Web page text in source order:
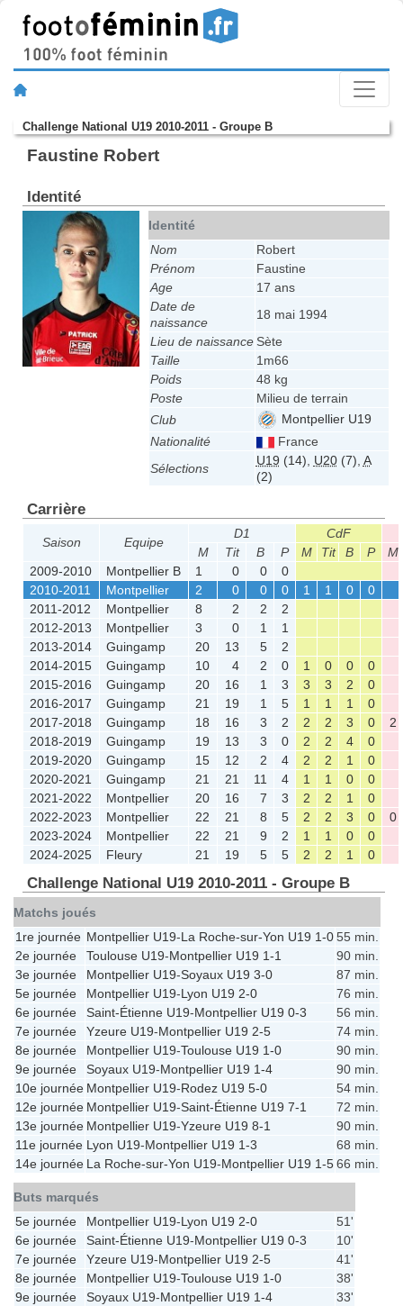
Challenge National U19 2010-2011 - Groupe B
Faustine Robert
Identité
Identité
Nom
Robert
Prénom
Faustine
Age
17 ans
Date de
naissance
18 mai 1994
Lieu de naissance Sète
Taille
1m66
Poids
48 kg
Poste
Milieu de terrain
Club
Montpellier U19
Nationalité
France
Sélections
U19 (14), U20(7), A
(2)
Carrière
Saison Equipe
D1
CdF
M
Tit B P M Tit B P
M
2009-2010
Montpellier B 1 0 0
0
2010-2011
Montpellier 2 0 0 0 1 1 0
0
2011-2012
Montpellier 8 2 2
2
2012-2013
Montpellier 3 0 1
1
2013-2014
Guingamp 20 13 5
2
2014-2015
Guingamp 10 4 2 0 1 0 0
0
2015-2016
Guingamp 20 16 1 3 3 3 2
0
2016-2017
Guingamp 21 19 1 5 1 1 1
0
2017-2018
Guingamp 18 16 3 2 2 2 3 0
2
2018-2019
Guingamp 19 13 3 0 2 2 4
0
2019-2020
Guingamp 15 12 2 4 2 2 1
0
2020-2021
Guingamp 21 21 11 4 1 1 0
0
2021-2022
Montpellier 20 16 7 3 2 2 1
0
2022-2023
Montpellier 22 21 8 5 2 2 3 0
0
2023-2024
Montpellier 22 21 9 2 1 1 0
0
2024-2025
Fleury 21 19 5 5 2 2 1 0
Challenge National U19 2010-2011 - Groupe B
Matchs joués
1re journée Montpellier U19-La Roche-sur-Yon U19 1-055 min.
2e journée
Toulouse U19-Montpellier U19 1-1
90 min.
3e journée
Montpellier U19-Soyaux U19 3-0
87 min.
5e journée
Montpellier U19-Lyon U19 2-0
76 min.
6e journée
Saint-Étienne U19-Montpellier U19 0-3
56 min.
7e journée
Yzeure U19-Montpellier U19 2-5
74 min.
8e journée
Montpellier U19-Toulouse U19 1-0
90 min.
9e journée
Soyaux U19-Montpellier U19 1-4
90 min.
10e journée Montpellier U19-Rodez U19 5-0
54 min.
12e journée Montpellier U19-Saint-Étienne U19 7-1
72 min.
13e journée Montpellier U19-Yzeure U19 8-1
90 min.
11e journée Lyon U19-Montpellier U19 1-3
68 min.
14e journée La Roche-sur-Yon U19-Montpellier U19 1-566 min.
Buts marqués
5e journée
Montpellier U19-Lyon U19 2-0
51'
6e journée
Saint-Étienne U19-Montpellier U19 0-3
10'
7e journée
Yzeure U19-Montpellier U19 2-5
41'
8e journée
Montpellier U19-Toulouse U19 1-0
38'
9e journée
Soyaux U19-Montpellier U19 1-4
33'